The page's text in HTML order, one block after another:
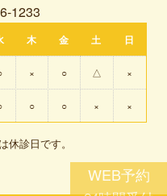
1233
木 金 土 日
× ○ △ ×
○ ○ × ×
診日です。